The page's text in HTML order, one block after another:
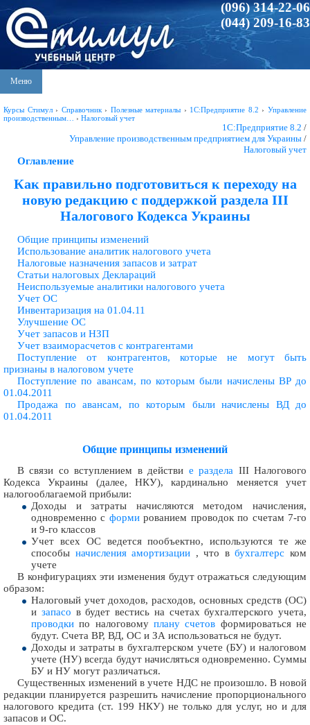
(096) 314-22-06
(044) 209-16-83
Меню
Курсы Стимул› Справочник› Полезные материалы › 1С:Предприятие 8.2 ›Управление
производственным…
› Налоговый учет
1С:Предприятие 8.2 /
Управление производственным предприятием для Украины /
Налоговый учет
Оглавление
Как правильно подготовиться к переходу на
новую редакцию с поддержкой раздела III
Налогового Кодекса Украины
Общие принципы изменений
Использование аналитик налогового учета
Налоговые назначения запасов и затрат
Статьи налоговых Деклараций
Неиспользуемые аналитики налогового учета
Учет ОС
Инвентаризация на 01.04.11
Улучшение ОС
Учет запасов и НЗП
Учет взаиморасчетов с контрагентами
Поступление от контрагентов, которые не могут быть
признаны в налоговом учете
Поступление по авансам, по которым были начислены ВР до
01.04.2011
Продажа по авансам, по которым были начислены ВД до
01.04.2011
Общие принципы изменений
В связи со вступлением в действи е раздела III Налогового
Кодекса Украины (далее, НКУ), кардинально меняется учет
налогооблагаемой прибыли:
Доходы и затраты начисляются методом начисления,
одновременно с формированием проводок по счетам 7-го
и 9-го классов
Учет всех ОС ведется пообъектно, используются те же
способы начисления амортизации , что вбухгалтерс ком
учете
В конфигурациях эти изменения будут отражаться следующим
образом:
Налоговый учет доходов, расходов, основных средств (ОС)
и запасо в будет вестись на счетах бухгалтерского учета,
проводки по налоговому плану счетов формироваться не
будут. Счета ВР, ВД, ОС и ЗА использоваться не будут.
Доходы и затраты в бухгалтерском учете (БУ) и налоговом
учете (НУ) всегда будут начисляться одновременно. Суммы
БУ и НУ могут различаться.
Существенных изменений в учете НДС не произошло. В новой
редакции планируется разрешить начисление пропорционального
налогового кредита (ст. 199 НКУ) не только для услуг, но и для
запасов и ОС.